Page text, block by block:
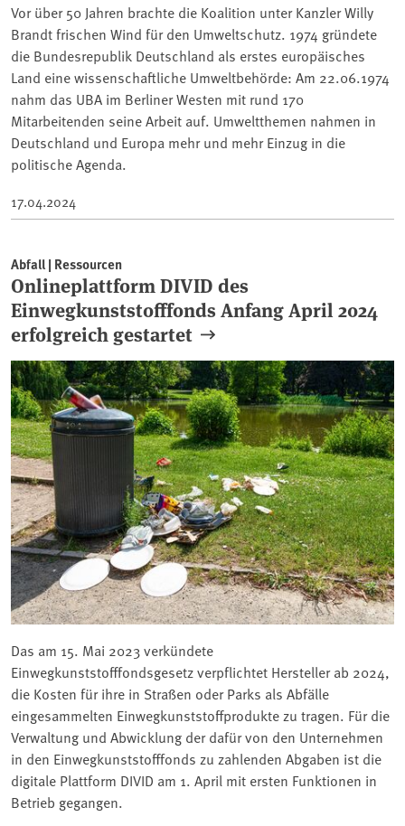
Vor über 50 Jahren brachte die Koalition unter Kanzler Willy
Brandt frischen Wind für den Umweltschutz. 1974 gründete
die Bundesrepublik Deutschland als erstes europäisches
Land eine wissenschaftliche Umweltbehörde: Am 22.06.1974
nahm das UBA im Berliner Westen mit rund 170
Mitarbeitenden seine Arbeit auf. Umweltthemen nahmen in
Deutschland und Europa mehr und mehr Einzug in die
politische Agenda.
17.04.2024
Abfall | Ressourcen
Onlineplattform DIVID des
Einwegkunststofffonds Anfang April 2024
erfolgreich gestartet
Das am 15. Mai 2023 verkündete
Einwegkunststofffondsgesetz verpflichtet Hersteller ab 2024,
die Kosten für ihre in Straßen oder Parks als Abfälle
eingesammelten Einwegkunststoffprodukte zu tragen. Für die
Verwaltung und Abwicklung der dafür von den Unternehmen
in den Einwegkunststofffonds zu zahlenden Abgaben ist die
digitale Plattform DIVID am 1. April mit ersten Funktionen in
Betrieb gegangen.